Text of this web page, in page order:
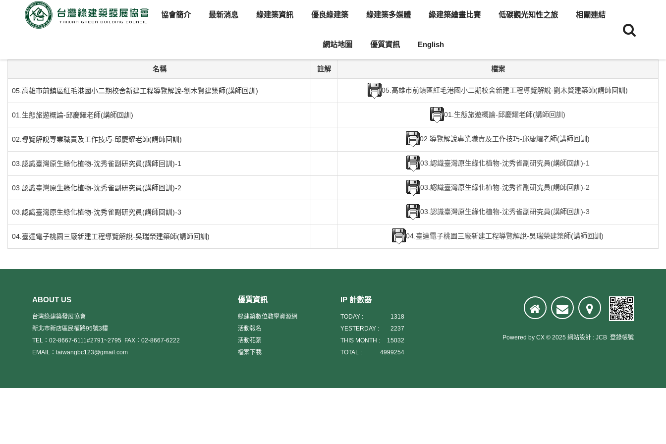
協會簡介 最新消息 綠建築資訊 優良綠建築 綠建築多媒體 綠建築繪畫比賽 低碳觀光知性之旅 相關連結
網站地圖 優質資訊 English
名稱 註解 檔案
05.高雄市前鎮區紅毛港國小二期校舍新建工程導覽解說-劉木賢建築師(講師回訓) 05.高雄市前鎮區紅毛港國小二期校舍新建工程導覽解說-劉木賢建築師(講師回訓)
01.生態旅遊概論-邱慶耀老師(講師回訓) 01.生態旅遊概論-邱慶耀老師(講師回訓)
02.導覽解說專業職責及工作技巧-邱慶耀老師(講師回訓) 02.導覽解說專業職責及工作技巧-邱慶耀老師(講師回訓)
03.認識臺灣原生綠化植物-沈秀雀副研究員(講師回訓)-1 03.認識臺灣原生綠化植物-沈秀雀副研究員(講師回訓)-1
03.認識臺灣原生綠化植物-沈秀雀副研究員(講師回訓)-2 03.認識臺灣原生綠化植物-沈秀雀副研究員(講師回訓)-2
03.認識臺灣原生綠化植物-沈秀雀副研究員(講師回訓)-3 03.認識臺灣原生綠化植物-沈秀雀副研究員(講師回訓)-3
04.臺達電子桃園三廠新建工程導覽解說-吳瑞榮建築師(講師回訓) 04.臺達電子桃園三廠新建工程導覽解說-吳瑞榮建築師(講師回訓)
ABOUT US
台灣綠建築發展協會
新北市新店區民權路95號3樓
TEL：02-8667-6111#2791~2795
FAX：02-8667-6222
EMAIL：taiwangbc123@gmail.com
優質資訊
綠建築數位教學資源網
活動報名
活動花絮
檔案下載
IP 計數器
TODAY :
1318
YESTERDAY :
2237
THIS MONTH :
15032
TOTAL :
4999254
Powered by CX© 2025 網站設計 : JCB 登錄帳號